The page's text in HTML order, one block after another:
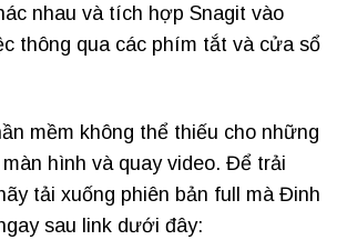
nhau và tích hợp Snagit vào
thông qua các phím tắt và cửa sổ
mềm không thể thiếu cho những
hình và quay video. Để trải
tải xuống phiên bản full mà Đinh
sau link dưới đây: